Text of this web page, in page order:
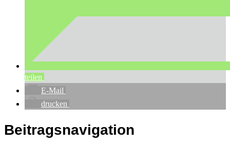
teilen
E-Mail
drucken
Beitragsnavigation